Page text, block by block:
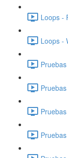
Loops -
Loops -